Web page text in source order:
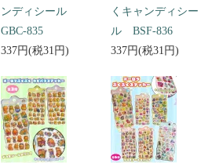
ンディシール
GBC-835
337円(税31円)
くキャンディシー
ル BSF-836
337円(税31円)